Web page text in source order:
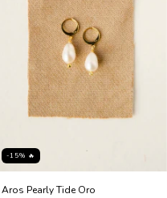
-15% 🔥
Aros Pearly Tide Oro